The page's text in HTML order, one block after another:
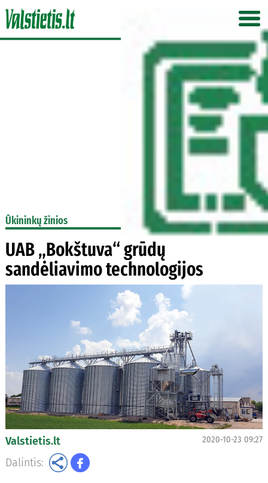
Ūkininkų žinios
UAB „Bokštuva“ grūdų
sandėliavimo technologijos
Valstietis.lt 2020-10-23 09:27
Dalintis: